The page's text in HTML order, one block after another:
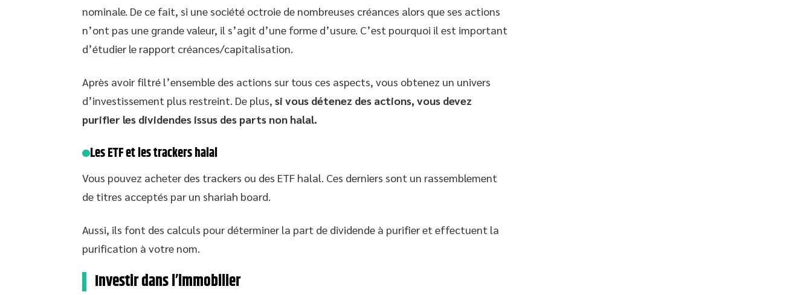
nominale. De ce fait, si une société octroie de nombreuses créances alors que ses actions
n’ont pas une grande valeur, il s’agit d’une forme d’usure. C’est pourquoi il est important
d’étudier le rapport créances/capitalisation.
Après avoir filtré l’ensemble des actions sur tous ces aspects, vous obtenez un univers
d’investissement plus restreint. De plus, si vous détenez des actions, vous devez
purifier les dividendes issus des parts non halal.
Les ETF et les trackers halal
Vous pouvez acheter des trackers ou des ETF halal. Ces derniers sont un rassemblement
de titres acceptés par un shariah board.
Aussi, ils font des calculs pour déterminer la part de dividende à purifier et effectuent la
purification à votre nom.
Investir dans l’immobilier